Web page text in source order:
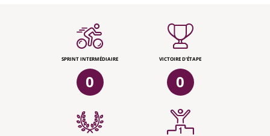
SPRINT INTERMÉDIAIRE
0
VICTOIRE D'ÉTAPE
0